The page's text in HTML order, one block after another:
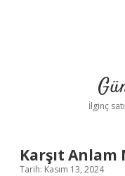
İlginç
Karşıt
Tarih: Kasım 13, 2024